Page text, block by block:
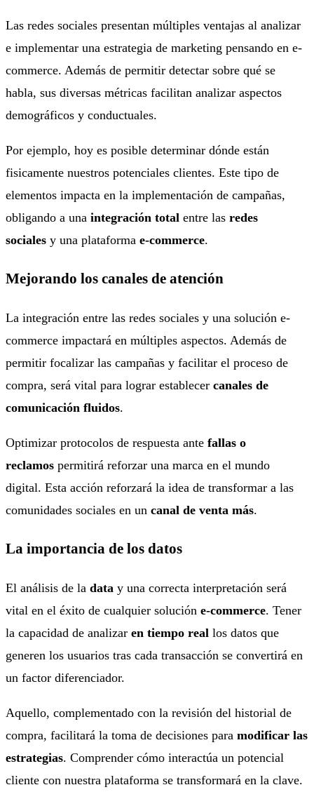
Las redes sociales presentan múltiples ventajas al analizar
e implementar una estrategia de marketing pensando en e-
commerce. Además de permitir detectar sobre qué se
habla, sus diversas métricas facilitan analizar aspectos
demográficos y conductuales.
Por ejemplo, hoy es posible determinar dónde están
fisicamente nuestros potenciales clientes. Este tipo de
elementos impacta en la implementación de campañas,
obligando a una integración total entre las redes
sociales y una plataforma e-commerce.
Mejorando los canales de atención
La integración entre las redes sociales y una solución e-
commerce impactará en múltiples aspectos. Además de
permitir focalizar las campañas y facilitar el proceso de
compra, será vital para lograr establecer canales de
comunicación fluidos.
Optimizar protocolos de respuesta ante fallas o
reclamos permitirá reforzar una marca en el mundo
digital. Esta acción reforzará la idea de transformar a las
comunidades sociales en un canal de venta más.
La importancia de los datos
El análisis de la data y una correcta interpretación será
vital en el éxito de cualquier solución e-commerce. Tener
la capacidad de analizar en tiempo real los datos que
generen los usuarios tras cada transacción se convertirá en
un factor diferenciador.
Aquello, complementado con la revisión del historial de
compra, facilitará la toma de decisiones para modificar las
estrategias. Comprender cómo interactúa un potencial
cliente con nuestra plataforma se transformará en la clave.